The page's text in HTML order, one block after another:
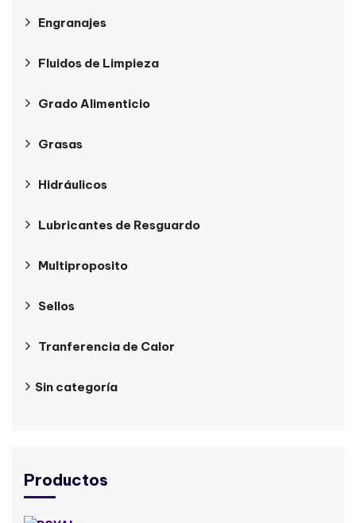
Engranajes
Fluidos de Limpieza
Grado Alimenticio
Grasas
Hidráulicos
Lubricantes de Resguardo
Multiproposito
Sellos
Tranferencia de Calor
Sin categoría
Productos